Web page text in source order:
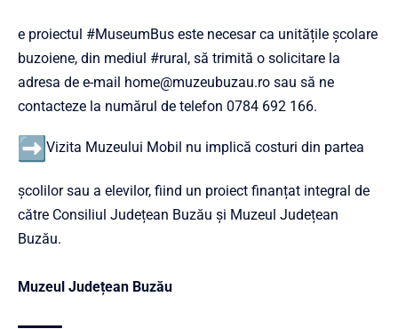
e proiectul #MuseumBus este necesar ca unitățile școlare
buzoiene, din mediul #rural, să trimită o solicitare la
adresa de e-mail home@muzeubuzau.ro sau să ne
contacteze la numărul de telefon 0784 692 166.
Vizita Muzeului Mobil nu implică costuri din partea
școlilor sau a elevilor, fiind un proiect finanțat integral de
către Consiliul Județean Buzău și Muzeul Județean
Buzău.
Muzeul Județean Buzău